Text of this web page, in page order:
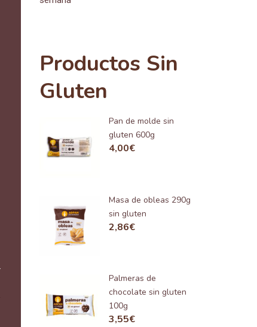
Productos Sin
Gluten
Pan de molde sin
gluten 600g
4,00€
Masa de obleas 290g
sin gluten
2,86€
Palmeras de
chocolate sin gluten
100g
3,55€